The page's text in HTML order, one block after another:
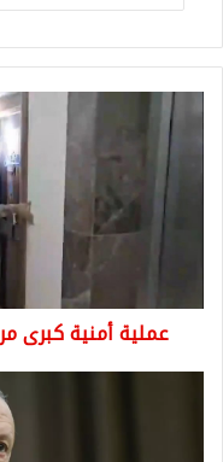
عملية
كبرى
مركزها
إسطنبول
عملية أمنية كبرى